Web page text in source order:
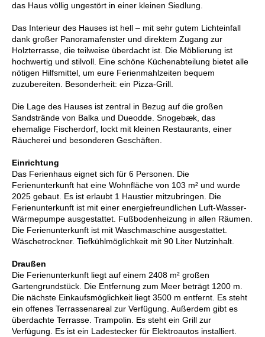
das Haus völlig ungestört in einer kleinen Siedlung.
Das Interieur des Hauses ist hell – mit sehr gutem Lichteinfall
dank großer Panoramafenster und direktem Zugang zur
Holzterrasse, die teilweise überdacht ist. Die Möblierung ist
hochwertig und stilvoll. Eine schöne Küchenabteilung bietet alle
nötigen Hilfsmittel, um eure Ferienmahlzeiten bequem
zuzubereiten. Besonderheit: ein Pizza-Grill.
Die Lage des Hauses ist zentral in Bezug auf die großen
Sandstrände von Balka und Dueodde. Snogebæk, das
ehemalige Fischerdorf, lockt mit kleinen Restaurants, einer
Räucherei und besonderen Geschäften.
Einrichtung
Das Ferienhaus eignet sich für 6 Personen. Die
Ferienunterkunft hat eine Wohnfläche von 103 m² und wurde
2025 gebaut. Es ist erlaubt 1 Haustier mitzubringen. Die
Ferienunterkunft ist mit einer energiefreundlichen Luft-Wasser-
Wärmepumpe ausgestattet. Fußbodenheizung in allen Räumen.
Die Ferienunterkunft ist mit Waschmaschine ausgestattet.
Wäschetrockner. Tiefkühlmöglichkeit mit 90 Liter Nutzinhalt.
Draußen
Die Ferienunterkunft liegt auf einem 2408 m² großen
Gartengrundstück. Die Entfernung zum Meer beträgt 1200 m.
Die nächste Einkaufsmöglichkeit liegt 3500 m entfernt. Es steht
ein offenes Terrassenareal zur Verfügung. Außerdem gibt es
überdachte Terrasse. Trampolin. Es steht ein Grill zur
Verfügung. Es ist ein Ladestecker für Elektroautos installiert.